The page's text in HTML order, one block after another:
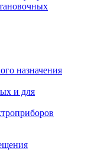
назначения
и для